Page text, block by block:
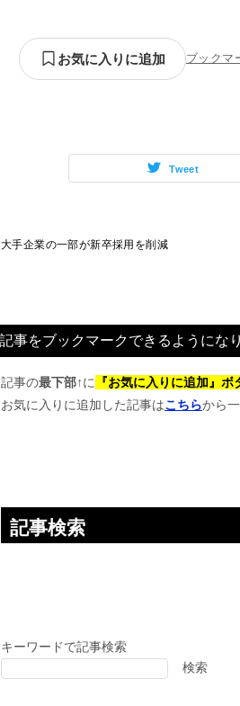
お気に入りに追加 ブックマ
Tweet
大手企業の一部が新卒採用を削減
事をブックマークできるようにな
記事の最下部↑に 『お気に入りに追加』ボ
お気に入りに追加した記事はこちらから
記事検索
キーワードで記事検索
検索